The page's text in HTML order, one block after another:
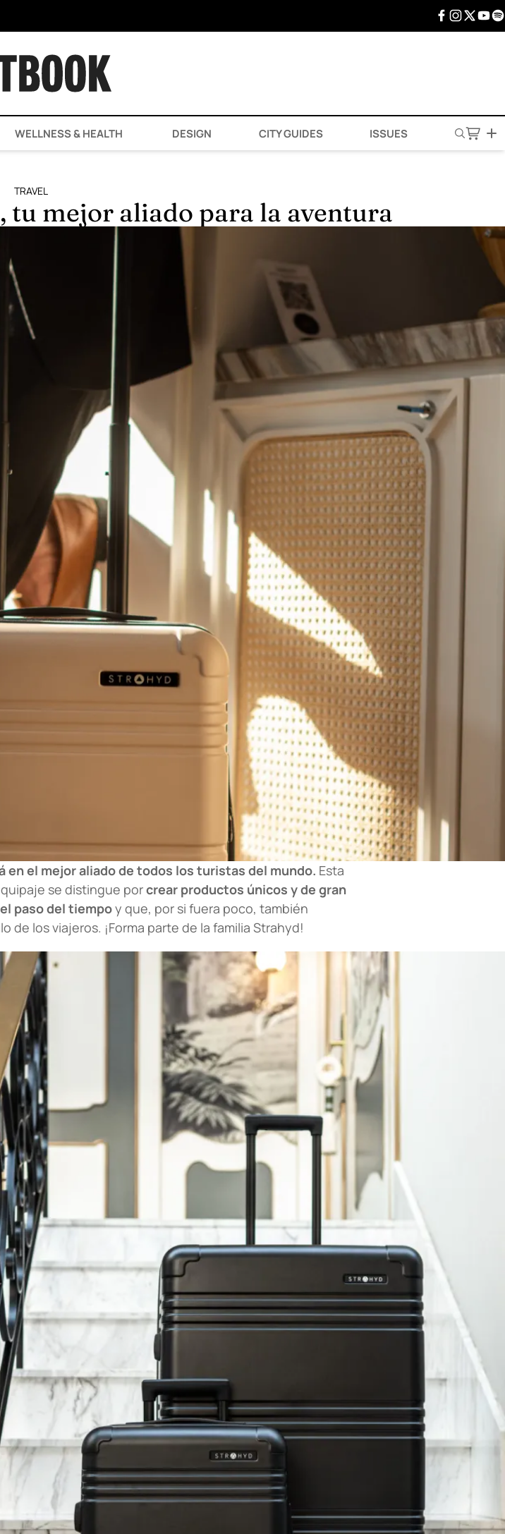
WELLNESS & HEALTH DESIGN CITY GUIDES ISSUES
TRAVEL
tu mejor aliado para la aventura
en el mejor aliado de todos los turistas del mundo. Esta
se distingue porcrear productos únicos y de gran
paso del tiempoy que, por si fuera poco, también
de los viajeros. ¡Forma parte de la familia Strahyd!